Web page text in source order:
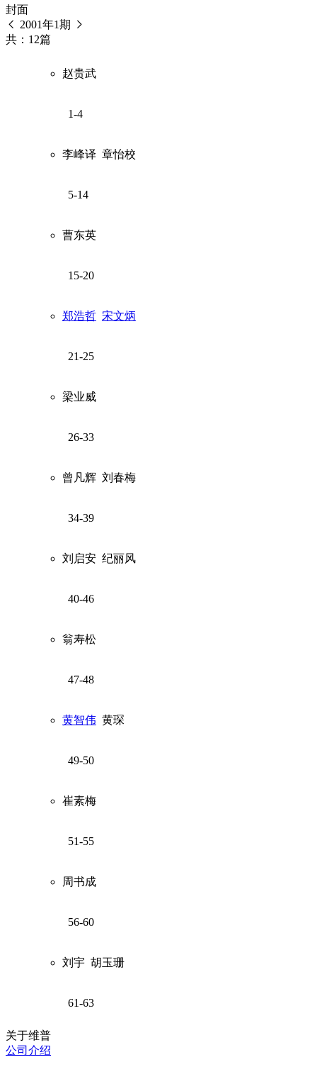
封面
2001年1期
共：12篇
赵贵武
1-4
李峰译 章怡校
5-14
曹东英
15-20
郑浩哲 宋文炳
21-25
梁业威
26-33
曾凡辉 刘春梅
34-39
刘启安 纪丽风
40-46
翁寿松
47-48
黄智伟 黄琛
49-50
崔素梅
51-55
周书成
56-60
刘宇 胡玉珊
61-63
关于维普
公司介绍